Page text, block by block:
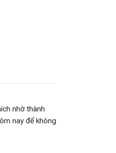
nhờ thành
nay để không